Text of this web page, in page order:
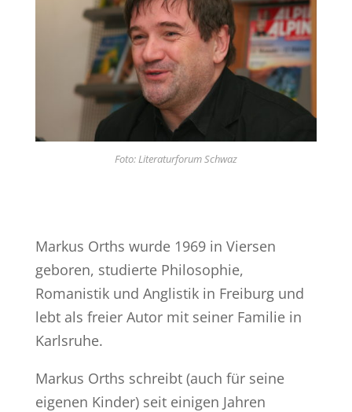
Foto: Literaturforum Schwaz
Markus Orths wurde 1969 in Viersen
geboren, studierte Philosophie,
Romanistik und Anglistik in Freiburg und
lebt als freier Autor mit seiner Familie in
Karlsruhe.
Markus Orths schreibt (auch für seine
eigenen Kinder) seit einigen Jahren